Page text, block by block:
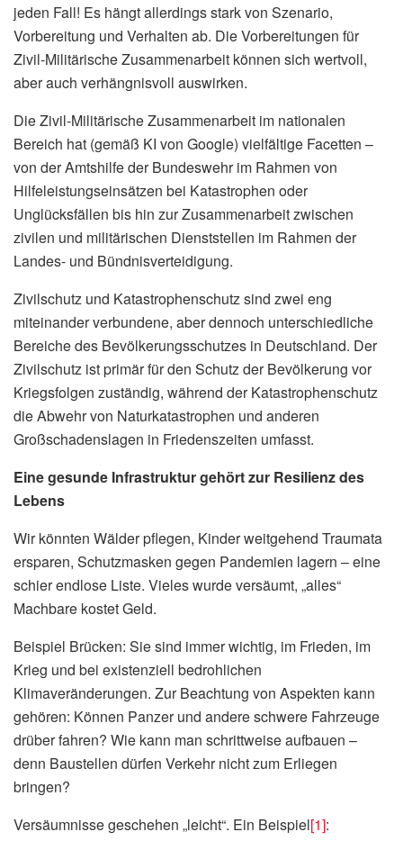
jeden Fall! Es hängt allerdings stark von Szenario,
Vorbereitung und Verhalten ab. Die Vorbereitungen für
Zivil-Militärische Zusammenarbeit können sich wertvoll,
aber auch verhängnisvoll auswirken.
Die Zivil-Militärische Zusammenarbeit im nationalen
Bereich hat (gemäß KI von Google) vielfältige Facetten –
von der Amtshilfe der Bundeswehr im Rahmen von
Hilfeleistungseinsätzen bei Katastrophen oder
Unglücksfällen bis hin zur Zusammenarbeit zwischen
zivilen und militärischen Dienststellen im Rahmen der
Landes- und Bündnisverteidigung.
Zivilschutz und Katastrophenschutz sind zwei eng
miteinander verbundene, aber dennoch unterschiedliche
Bereiche des Bevölkerungsschutzes in Deutschland. Der
Zivilschutz ist primär für den Schutz der Bevölkerung vor
Kriegsfolgen zuständig, während der Katastrophenschutz
die Abwehr von Naturkatastrophen und anderen
Großschadenslagen in Friedenszeiten umfasst.
Eine gesunde Infrastruktur gehört zur Resilienz des
Lebens
Wir könnten Wälder pflegen, Kinder weitgehend Traumata
ersparen, Schutzmasken gegen Pandemien lagern – eine
schier endlose Liste. Vieles wurde versäumt, „alles“
Machbare kostet Geld.
Beispiel Brücken: Sie sind immer wichtig, im Frieden, im
Krieg und bei existenziell bedrohlichen
Klimaveränderungen. Zur Beachtung von Aspekten kann
gehören: Können Panzer und andere schwere Fahrzeuge
drüber fahren? Wie kann man schrittweise aufbauen –
denn Baustellen dürfen Verkehr nicht zum Erliegen
bringen?
Versäumnisse geschehen „leicht“. Ein Beispiel[1]: